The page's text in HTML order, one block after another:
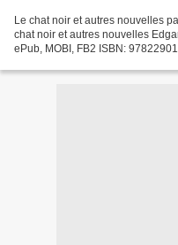
Le chat noir et autres nouvelles
chat noir et autres nouvelles
ePub, MOBI, FB2 ISBN: